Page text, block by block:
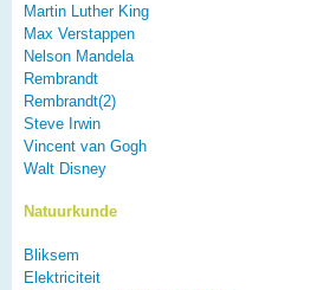
Martin Luther King
Max Verstappen
Nelson Mandela
Rembrandt
Rembrandt(2)
Steve Irwin
Vincent van Gogh
Walt Disney
Natuurkunde
Bliksem
Elektriciteit